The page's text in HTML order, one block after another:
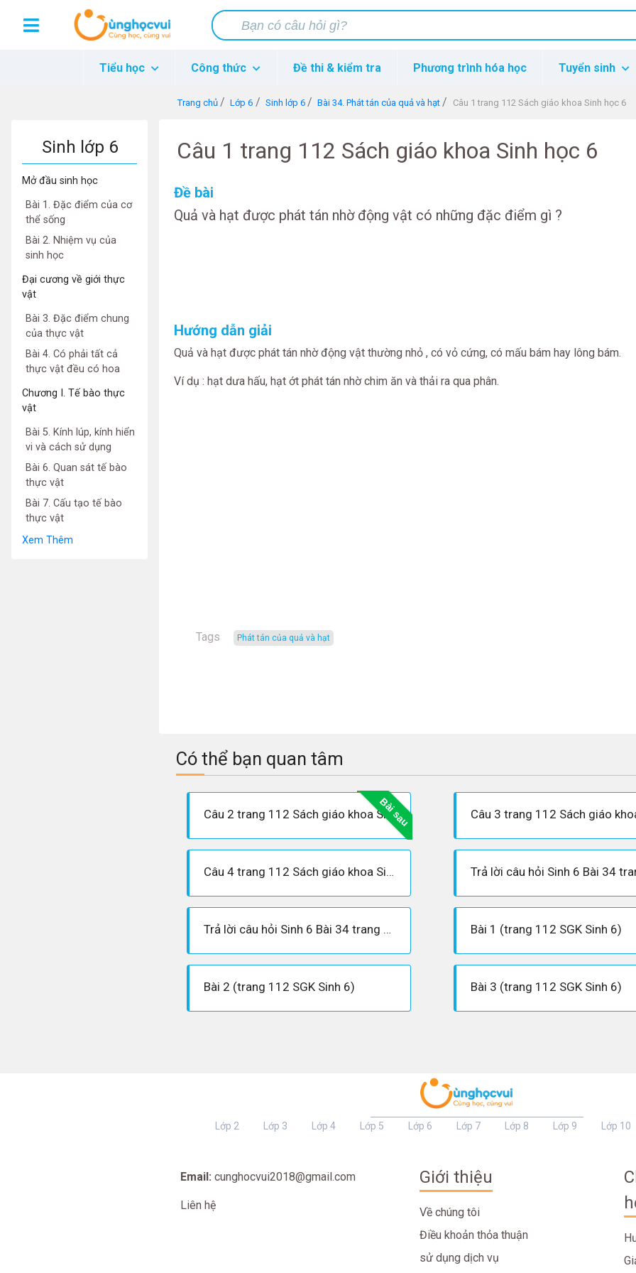
Tiểu học Công thức Đề thi & kiểm tra Phương trình hóa học Tuyển sinh
Trang chủ Lớp 6 Sinh lớp 6 Bài 34. Phát tán của quả và hạt Câu 1 trang 112 Sách giáo khoa Sinh học 6
Sinh lớp 6
Mở đầu sinh học
Bài 1. Đặc điểm của cơ
thể sống
Bài 2. Nhiệm vụ của
sinh học
Đại cương về giới thực
vật
Bài 3. Đặc điểm chung
của thực vật
Bài 4. Có phải tất cả
thực vật đều có hoa
Chương I. Tế bào thực
vật
Bài 5. Kính lúp, kính hiển
vi và cách sử dụng
Bài 6. Quan sát tế bào
thực vật
Bài 7. Cấu tạo tế bào
thực vật
Xem Thêm
Câu 1 trang 112 Sách giáo khoa Sinh học 6
Đề bài
Quả và hạt được phát tán nhờ động vật có những đặc điểm gì ?
Hướng dẫn giải
Quả và hạt được phát tán nhờ động vật thường nhỏ , có vỏ cứng, có mấu bám hay lông bám.
Ví dụ : hạt dưa hấu, hạt ớt phát tán nhờ chim ăn và thải ra qua phân.
Tags phát tán của quả và hạt
Có thể bạn quan tâm
Bài sau
Câu 2 trang 112 Sách giáo khoa Sinh học 6
Câu 4 trang 112 Sách giáo khoa Sinh học 6
Trả lời câu hỏi Sinh 6 Bài 34 trang 111 Bài 1 (trang 112 SGK Sinh 6)
Bài 2 (trang 112 SGK Sinh 6) Bài 3 (trang 112 SGK Sinh 6)
Lớp 2 Lớp 3 Lớp 4 Lớp 5 Lớp 6 Lớp 7 Lớp 8 Lớp 9 Lớp 10
Email: cunghocvui2018@gmail.com
Liên hệ
Giới thiệu
Về chúng tôi
Điều khoản thỏa thuận
sử dụng dịch vụ